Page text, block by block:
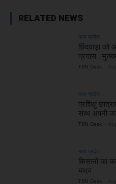
RELATED NEWS
मध्य प्रदेश
छिंदवाड़ा को
प्रयास :
TBN Desk
मध्य प्रदेश
प्रशिक्षु
साथ अपनी
TBN Desk
मध्य प्रदेश
किसानों का
यादव
TBN Desk